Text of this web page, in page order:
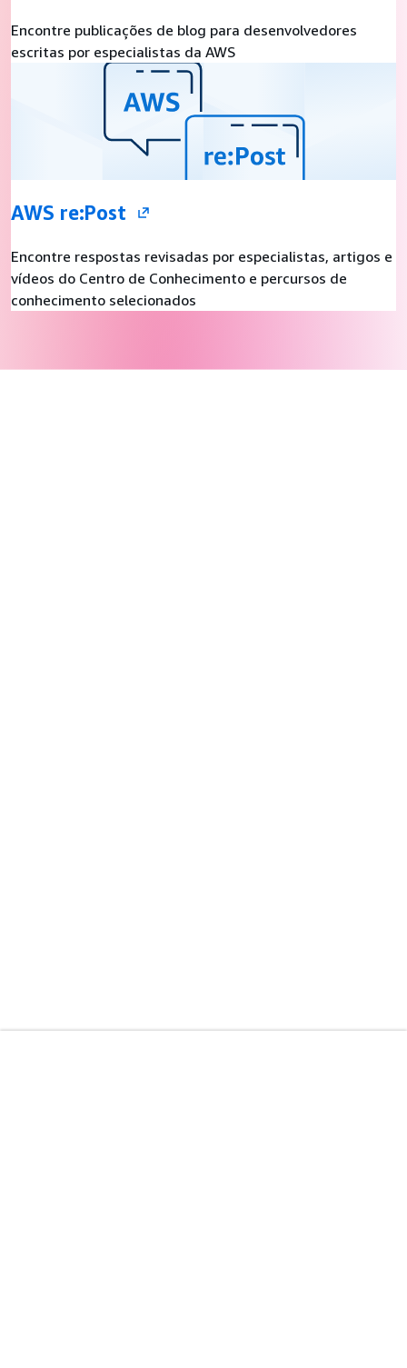
Encontre publicações de blog para desenvolvedores
escritas por especialistas da AWS
AWS re:Post
Encontre respostas revisadas por especialistas, artigos e
vídeos do Centro de Conhecimento e percursos de
conhecimento selecionados